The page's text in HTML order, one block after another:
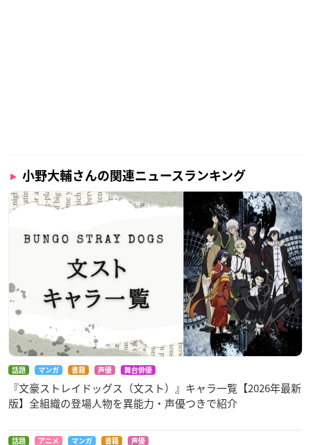
小野大輔さんの関連ニュースランキング
話題 マンガ 書籍 声優 舞台俳優
『文豪ストレイドッグス（文スト）』キャラ一覧【2026年最新
版】全組織の登場人物を異能力・声優つきで紹介
話題 アニメ マンガ 書籍 声優